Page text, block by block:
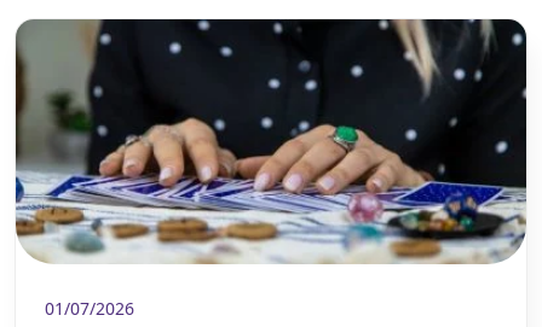
01/07/2026